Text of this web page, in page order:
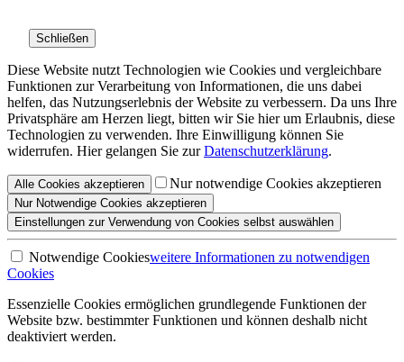
Schließen
Diese Website nutzt Technologien wie Cookies und vergleichbare
Funktionen zur Verarbeitung von Informationen, die uns dabei
helfen, das Nutzungserlebnis der Website zu verbessern. Da uns Ihre
Privatsphäre am Herzen liegt, bitten wir Sie hier um Erlaubnis, diese
Technologien zu verwenden. Ihre Einwilligung können Sie
widerrufen. Hier gelangen Sie zurDatenschutzerklärung.
Alle Cookies akzeptieren Nur notwendige Cookies akzeptieren
Nur Notwendige Cookies akzeptieren
Einstellungen zur Verwendung von Cookies selbst auswählen
Notwendige Cookiesweitere Informationen zu notwendigen
Cookies
Essenzielle Cookies ermöglichen grundlegende Funktionen der
Website bzw. bestimmter Funktionen und können deshalb nicht
deaktiviert werden.